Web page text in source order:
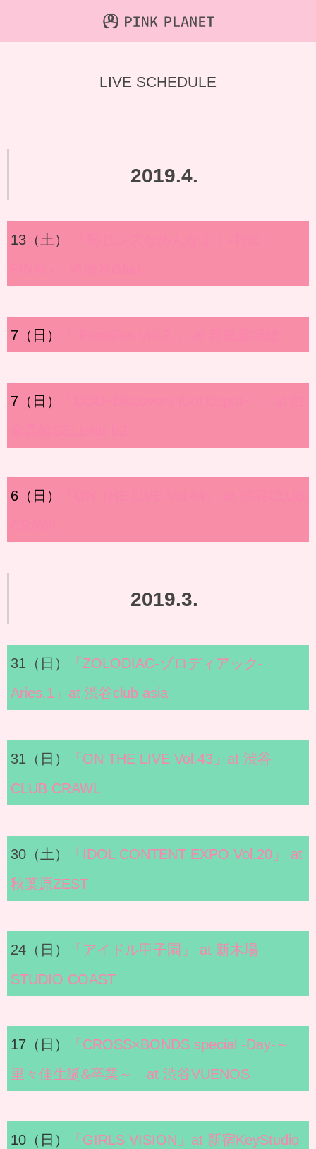
LIVE SCHEDULE
2019.4.
13（土）
7（日）
7（日）
6（日）
2019.3.
31（日）
「ZOLODIAC-ゾロディアック-
Aries.1」at 渋谷club asia
31（日）
「ON THE LIVE Vol.43」at 渋谷
CLUB CRAWL
30（土）
「IDOL CONTENT EXPO Vol.20」 at
秋葉原ZEST
24（日）
「アイドル甲子園」 at 新木場
STUDIO COAST
17（日）
「CROSS×BONDS special -Day-～
里々佳生誕&卒業～」at 渋谷VUENOS
10（日） 「GIRLS VISION」at 新宿KeyStudio
HAJIRAI RESCUE JPN
CONTENTS